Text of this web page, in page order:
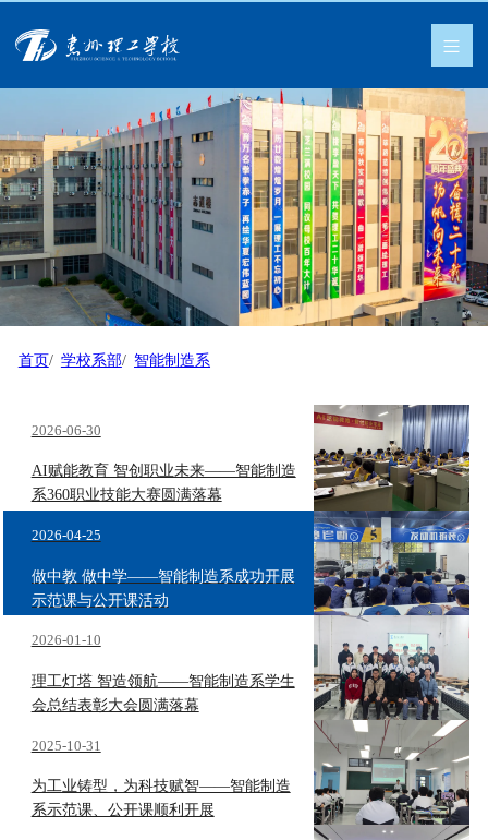
首页 学校系部 智能制造系
2026-06-30
AI赋能教育 智创职业未来——智能制造
系360职业技能大赛圆满落幕
2026-04-25
做中教 做中学——智能制造系成功开展
示范课与公开课活动
2026-01-10
理工灯塔 智造领航——智能制造系学生
会总结表彰大会圆满落幕
2025-10-31
为工业铸型，为科技赋智——智能制造
系示范课、公开课顺利开展